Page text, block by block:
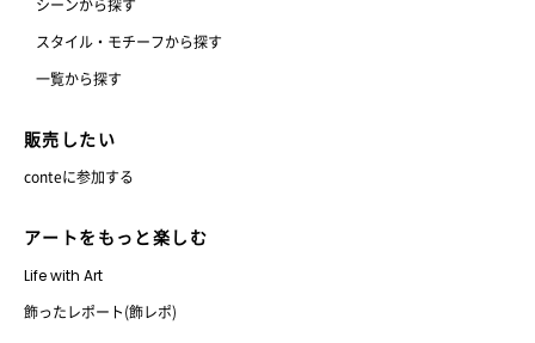
シーンから探す
スタイル・モチーフから探す
一覧から探す
販売したい
conteに参加する
アートをもっと楽しむ
Life with Art
飾ったレポート(飾レポ)